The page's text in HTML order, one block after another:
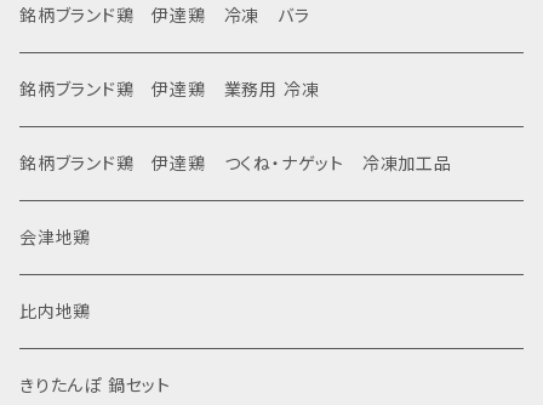
銘柄ブランド鶏 伊達鶏 冷凍 バラ
銘柄ブランド鶏 伊達鶏 業務用 冷凍
銘柄ブランド鶏 伊達鶏 つくね・ナゲット 冷凍加工品
会津地鶏
比内地鶏
きりたんぽ 鍋セット